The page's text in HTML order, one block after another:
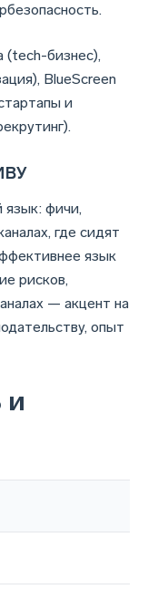
бизнес),
BlueScreen
и
язык: фичи,
где сидят
язык
рисков,
— акцент на
опыт
и